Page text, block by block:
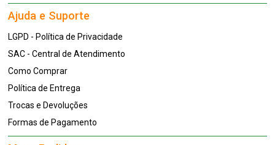
Ajuda e Suporte
LGPD - Política de Privacidade
SAC - Central de Atendimento
Como Comprar
Política de Entrega
Trocas e Devoluções
Formas de Pagamento